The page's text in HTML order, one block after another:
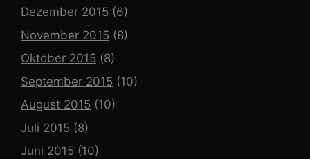
Dezember 2015 (6)
November 2015 (8)
Oktober 2015 (8)
September 2015 (10)
August 2015 (10)
Juli 2015 (8)
Juni 2015 (10)